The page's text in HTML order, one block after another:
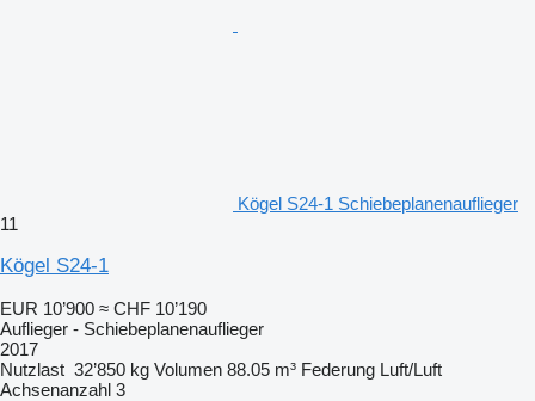
Kögel S24-1 Schiebeplanenauflieger
11
Kögel S24-1
EUR 10’900 ≈ CHF 10’190
Auflieger - Schiebeplanenauflieger
2017
Nutzlast 32’850 kg Volumen 88.05 m³ Federung Luft/Luft
Achsenanzahl 3